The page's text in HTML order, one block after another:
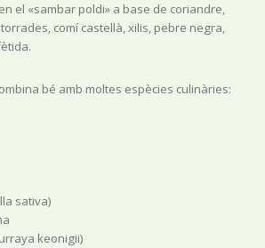
el «sambar poldi» a base de coriandre,
comí castellà, xilis, pebre negra,
bé amb moltes espècies culinàries:
sativa)
keonigii)